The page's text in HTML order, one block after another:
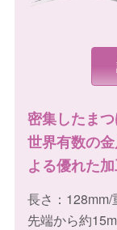
密集したま
世界有数の
よる優れた
長さ：128mm/
先端から約